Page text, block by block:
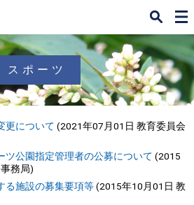
ュ
ー
スポーツ
更について (2021年07月01日 教育委員会
ツ公園指定管理者の公募について (2015
務局)
る施設の募集要項等(2015年10月01日 教